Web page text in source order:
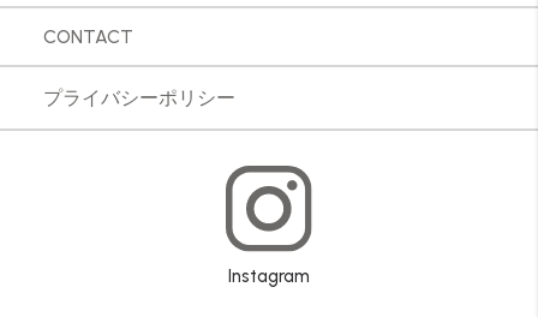
CONTACT
プライバシーポリシー
Instagram